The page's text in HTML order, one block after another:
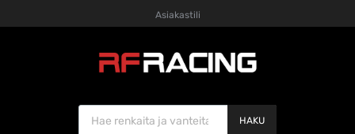
Asiakastili
Products search
HAKU